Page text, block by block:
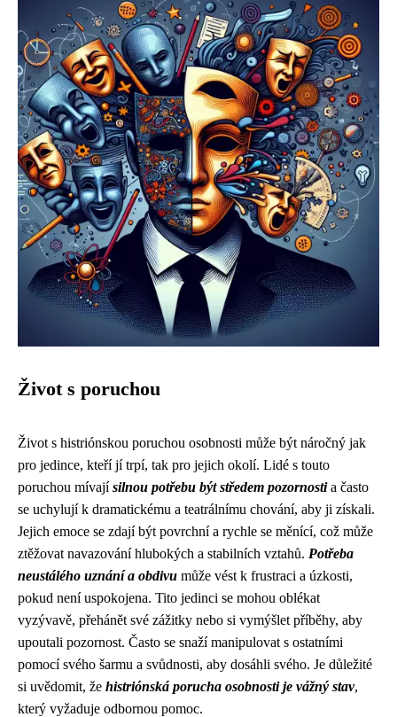
Život s poruchou
Život s histriónskou poruchou osobnosti může být náročný jak
pro jedince, kteří jí trpí, tak pro jejich okolí. Lidé s touto
poruchou mívajísilnou potřebu být středem pozornostia často
se uchylují k dramatickému a teatrálnímu chování, aby ji získali.
Jejich emoce se zdají být povrchní a rychle se měnící, což může
ztěžovat navazování hlubokých a stabilních vztahů. Potřeba
neustálého uznání a obdivu může vést k frustraci a úzkosti,
pokud není uspokojena. Tito jedinci se mohou oblékat
vyzývavě, přehánět své zážitky nebo si vymýšlet příběhy, aby
upoutali pozornost. Často se snaží manipulovat s ostatními
pomocí svého šarmu a svůdnosti, aby dosáhli svého. Je důležité
si uvědomit, že histriónská porucha osobnosti je vážný stav,
který vyžaduje odbornou pomoc.